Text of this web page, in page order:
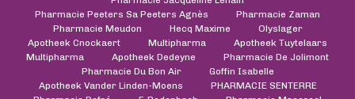
Pharmacie Peeters Sa Peeters Agnès
Pharmacie Zaman
Pharmacie Meudon
Hecq Maxime
Olyslager
Apotheek Cnockaert
Multipharma
Apotheek Tuytelaars
Multipharma
Apotheek Dedeyne
Pharmacie De Jolimont
Pharmacie Du Bon Air
Goffin Isabelle
Apotheek Vander Linden-Moens
PHARMACIE SENTERRE